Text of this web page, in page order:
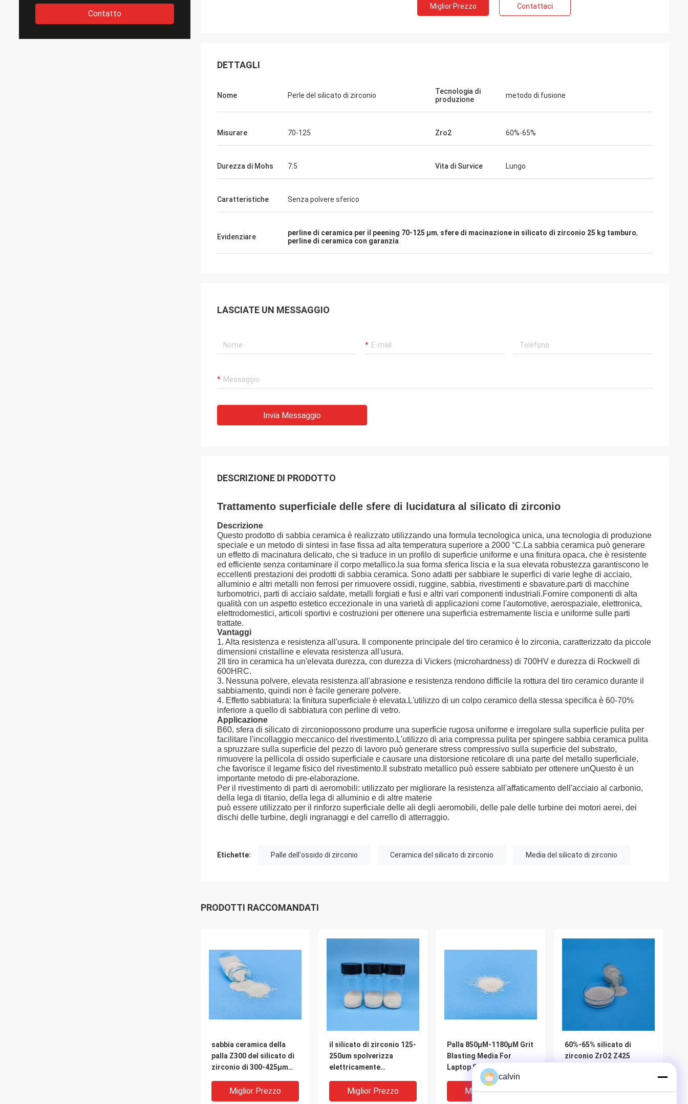
Contatto
Miglior Prezzo Contattaci
DETTAGLI
Nome Perle del silicato di zirconio
Tecnologia di
produzione
metodo di fusione
Misurare 70-125 Zro2 60%-65%
Durezza di Mohs 7.5 Vita di Survice Lungo
Caratteristiche Senza polvere sferico
Evidenziare perline di ceramica per il peening 70-125 μm, sfere di macinazione in silicato di zirconio 25 kg tamburo,
perline di ceramica con garanzia
LASCIATE UN MESSAGGIO
Invia Messaggio
DESCRIZIONE DI PRODOTTO
Trattamento superficiale delle sfere di lucidatura al silicato di zirconio
Descrizione
Questo prodotto di sabbia ceramica è realizzato utilizzando una formula tecnologica unica, una tecnologia di produzione
speciale e un metodo di sintesi in fase fissa ad alta temperatura superiore a 2000 °C.La sabbia ceramica può generare
un effetto di macinatura delicato, che si traduce in un profilo di superficie uniforme e una finitura opaca, che è resistente
ed efficiente senza contaminare il corpo metallico.la sua forma sferica liscia e la sua elevata robustezza garantiscono le
eccellenti prestazioni dei prodotti di sabbia ceramica. Sono adatti per sabbiare le superfici di varie leghe di acciaio,
alluminio e altri metalli non ferrosi per rimuovere ossidi, ruggine, sabbia, rivestimenti e sbavature.parti di macchine
turbomotrici, parti di acciaio saldate, metalli forgiati e fusi e altri vari componenti industriali.Fornire componenti di alta
qualità con un aspetto estetico eccezionale in una varietà di applicazioni come l'automotive, aerospaziale, elettronica,
elettrodomestici, articoli sportivi e costruzioni per ottenere una superficia estremamente liscia e uniforme sulle parti
trattate.
Vantaggi
1. Alta resistenza e resistenza all'usura. Il componente principale del tiro ceramico è lo zirconia, caratterizzato da piccole
dimensioni cristalline e elevata resistenza all'usura.
2Il tiro in ceramica ha un'elevata durezza, con durezza di Vickers (microhardness) di 700HV e durezza di Rockwell di
600HRC.
3. Nessuna polvere, elevata resistenza all'abrasione e resistenza rendono difficile la rottura del tiro ceramico durante il
sabbiamento, quindi non è facile generare polvere.
4. Effetto sabbiatura: la finitura superficiale è elevata.L'utilizzo di un colpo ceramico della stessa specifica è 60-70%
inferiore a quello di sabbiatura con perline di vetro.
Applicazione
B60, sfera di silicato di zirconiopossono produrre una superficie rugosa uniforme e irregolare sulla superficie pulita per
facilitare l'incollaggio meccanico del rivestimento.L'utilizzo di aria compressa pulita per spingere sabbia ceramica pulita
a spruzzare sulla superficie del pezzo di lavoro può generare stress compressivo sulla superficie del substrato,
rimuovere la pellicola di ossido superficiale e causare una distorsione reticolare di una parte del metallo superficiale,
che favorisce il legame fisico del rivestimento.Il substrato metallico può essere sabbiato per ottenere unQuesto è un
importante metodo di pre-elaborazione.
Per il rivestimento di parti di aeromobili: utilizzato per migliorare la resistenza all'affaticamento dell'acciaio al carbonio,
della lega di titanio, della lega di alluminio e di altre materie
può essere utilizzato per il rinforzo superficiale delle ali degli aeromobili, delle pale delle turbine dei motori aerei, dei
dischi delle turbine, degli ingranaggi e del carrello di atterraggio.
Etichette: Palle dell'ossido di zirconio Ceramica del silicato di zirconio Media del silicato di zirconio
PRODOTTI RACCOMANDATI
sabbia ceramica della
palla Z300 del silicato di
zirconio di 300-425μm
Miglior Prezzo
il silicato di zirconio 125-
250um spolverizza
elettricamente
Miglior Prezzo
Palla 850μM-1180μM Grit
Blasting Media For
Laptop Shell del silicato
di zirconio Z850
Miglior Prezzo
60%-65% silicato di
zirconio ZrO2 Z425
Miglior Prezzo
calvin